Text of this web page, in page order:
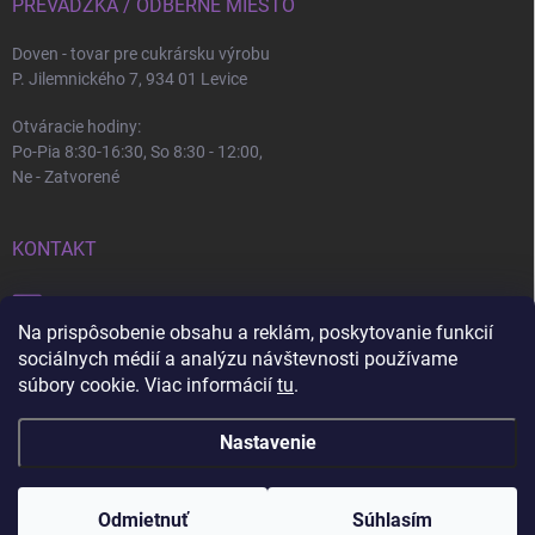
Na prispôsobenie obsahu a reklám, poskytovanie funkcií
sociálnych médií a analýzu návštevnosti používame
súbory cookie. Viac informácií tu.
Nastavenie
Odmietnuť Súhlasím
Pri nákupe nad 100€ a do 30 kg doprava zdarma + 💝
PREVÁDZKA / ODBERNÉ MIESTO
Doven - tovar pre cukrársku výrobu
P. Jilemnického 7, 934 01 Levice
Otváracie hodiny:
Po-Pia 8:30-16:30, So 8:30 - 12:00,
Ne - Zatvorené
KONTAKT
+421 905 360 747
Copyright 2026Doven. Všetky práva vyhradené.Upraviť nastavenie cookies
Nastavenie | Úprava | Custom =
Netmedia s.r.o.